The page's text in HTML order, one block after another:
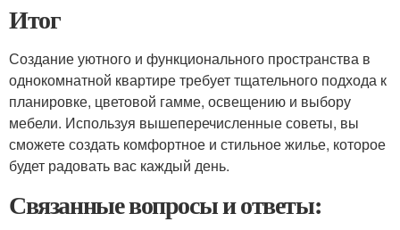
Итог
Создание уютного и функционального пространства в
однокомнатной квартире требует тщательного подхода к
планировке, цветовой гамме, освещению и выбору
мебели. Используя вышеперечисленные советы, вы
сможете создать комфортное и стильное жилье, которое
будет радовать вас каждый день.
Связанные вопросы и ответы: